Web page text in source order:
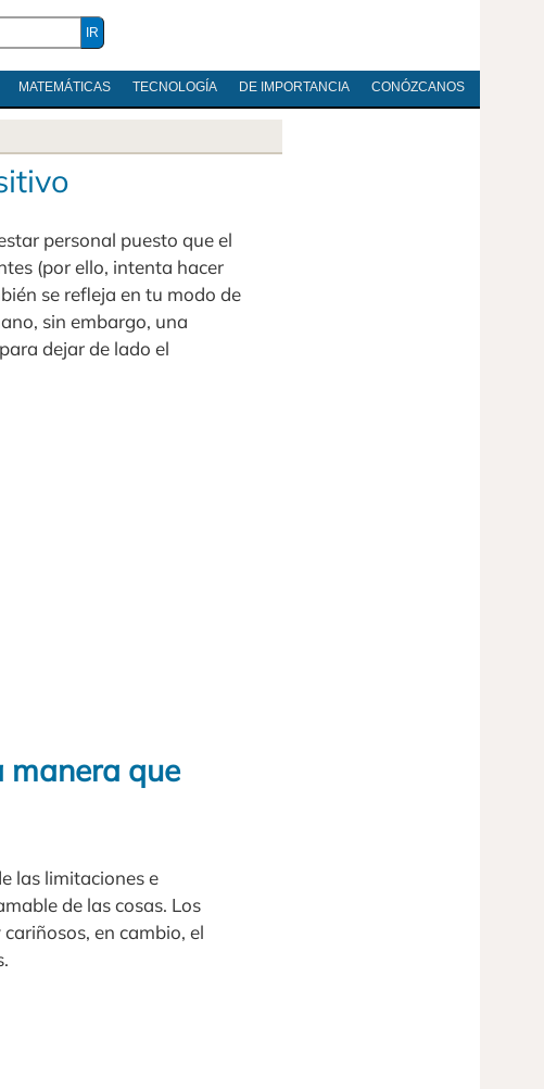
MATEMÁTICAS TECNOLOGÍA DE IMPORTANCIA CONÓZCANOS
personal puesto que el
(por ello, intenta hacer
se refleja en tu modo de
sin embargo, una
dejar de lado el
manera que
las limitaciones e
de las cosas. Los
en cambio, el